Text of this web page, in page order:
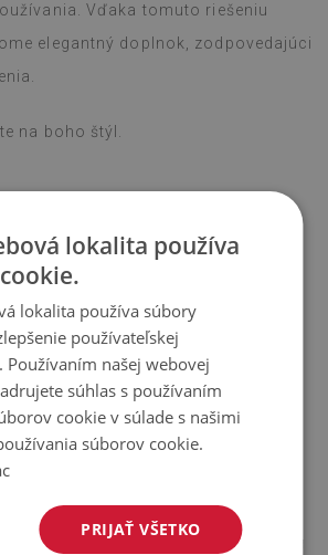
Vďaka tomuto riešeniu
elegantný doplnok, zodpovedajúci
na boho štýl.
pod stoličku sa môžu líšiť od vizualizácie
na použitie na tvrdom povrchu. Pri
povrch sa môže ohnúť a posunúť.
PRODUKTU
lokalita používa
lokalita používa súbory
používateľskej
Používaním našej webovej
súhlas s používaním
cookie v súlade s našimi
súborov cookie.
PRIJAŤ VŠETKO